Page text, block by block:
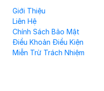
Giới Thiệu
Liên Hệ
Chính Sách Bảo Mật
Điều Khoản Điều Kiện
Miễn Trừ Trách Nhiệm